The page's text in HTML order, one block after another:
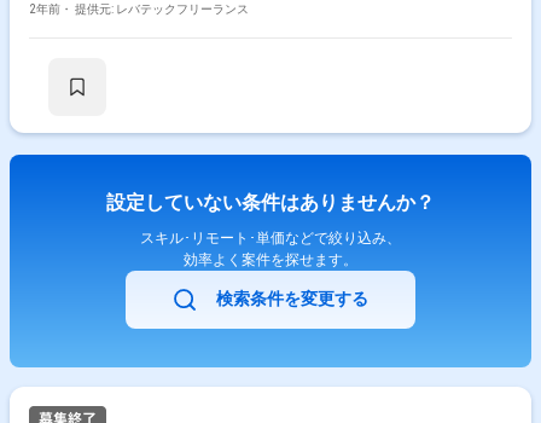
2年前・ 提供元: レバテックフリーランス
設定していない条件はありませんか？
スキル･リモート･単価などで絞り込み、
効率よく案件を探せます。
検索条件を変更する